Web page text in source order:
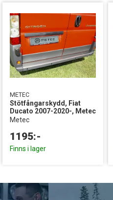
METEC
Stötfångarskydd, Fiat
Ducato 2007-2020-, Metec
Metec
1195:-
Finns i lager